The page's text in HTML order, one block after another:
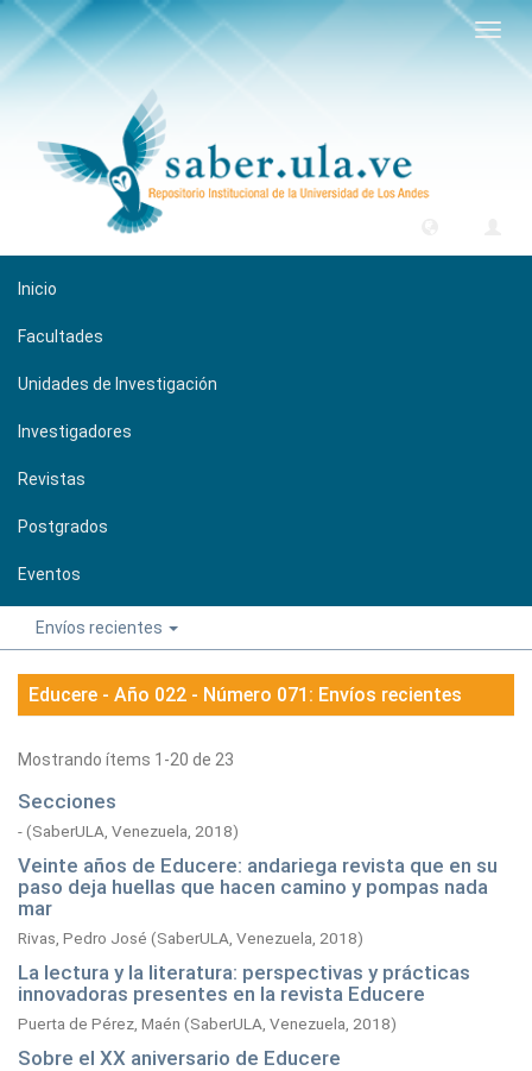
Inicio
Facultades
Unidades de Investigación
Investigadores
Revistas
Postgrados
Eventos
Envíos recientes
Educere - Año 022 - Número 071: Envíos recientes
Mostrando ítems 1-20 de 23
Secciones
-(SaberULA, Venezuela, 2018)
Veinte años de Educere: andariega revista que en su
paso deja huellas que hacen camino y pompas nada
mar
Rivas, Pedro José (SaberULA, Venezuela, 2018)
La lectura y la literatura: perspectivas y prácticas
innovadoras presentes en la revista Educere
Puerta de Pérez, Maén (SaberULA, Venezuela, 2018)
Sobre el XX aniversario de Educere